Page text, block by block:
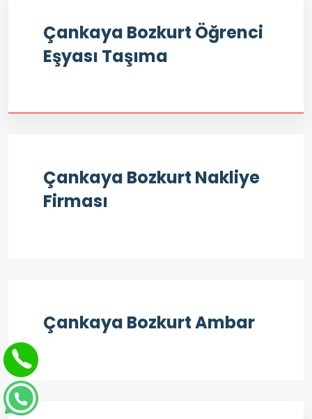
Çankaya Bozkurt Öğrenci
Eşyası Taşıma
Çankaya Bozkurt Nakliye
Firması
Çankaya Bozkurt Ambar